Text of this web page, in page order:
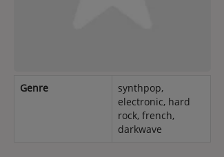
Cultur'Ciné - Jean Meurice
Genre
synthpop,
electronic, hard
rock, french,
darkwave